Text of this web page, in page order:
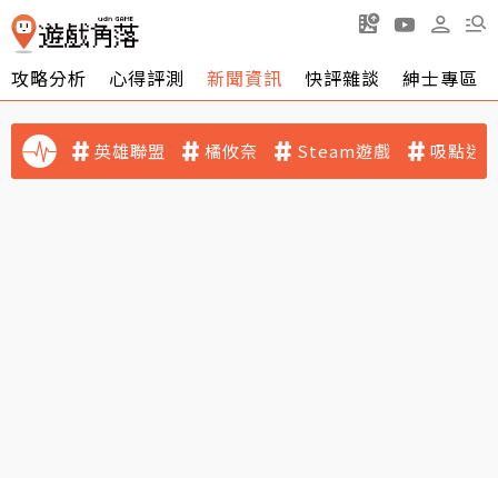
攻略分析 心得評測 新聞資訊 快評雜談 紳士專區
英雄聯盟 橘攸奈 Steam遊戲 吸點迷